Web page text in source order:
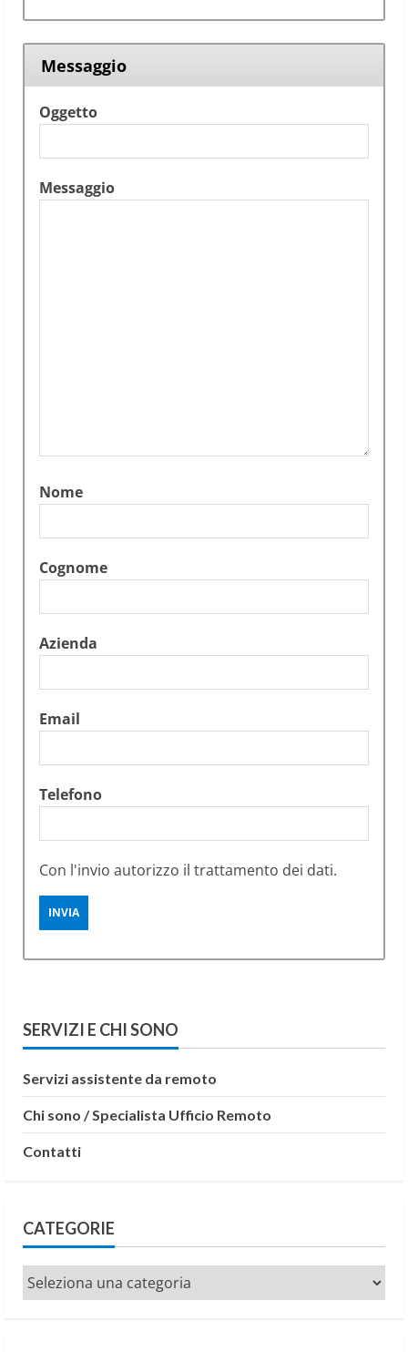
Messaggio
Oggetto
Messaggio
Nome
Cognome
Azienda
Email
Telefono
Con l'invio autorizzo il trattamento dei dati.
SERVIZI E CHI SONO
Servizi assistente da remoto
Chi sono / Specialista Ufficio Remoto
Contatti
CATEGORIE
Categorie